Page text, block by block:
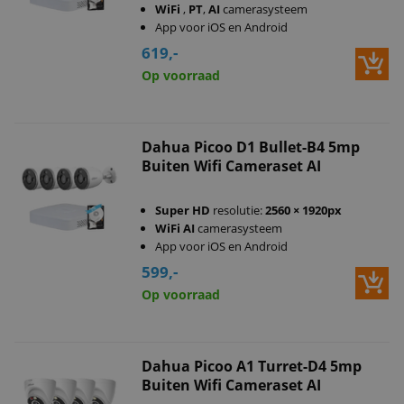
WiFi , PT, AI camerasysteem
App voor iOS en Android
619,-
Op voorraad
Dahua Picoo D1 Bullet-B4 5mp
Buiten Wifi Cameraset AI
Super HD resolutie:2560 × 1920px
WiFi AI camerasysteem
App voor iOS en Android
599,-
Op voorraad
Dahua Picoo A1 Turret-D4 5mp
Buiten Wifi Cameraset AI